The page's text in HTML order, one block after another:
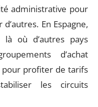
administrative pour
En Espagne,
où d’autres pays
d’achat
pour profiter de tarifs
les circuits